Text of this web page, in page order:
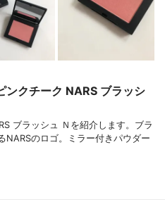
ンクチーク NARS ブラッシ
ブラッシュ Ｎを紹介します。ブラ
NARSのロゴ。ミラー付きパウダー